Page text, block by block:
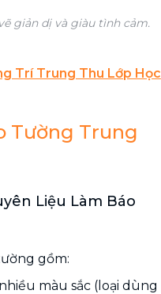
giản dị và giàu tình cảm.
Trí Trung Thu Lớp Học
Tường Trung
Liệu Làm Báo
gồm:
màu sắc (loại dùng